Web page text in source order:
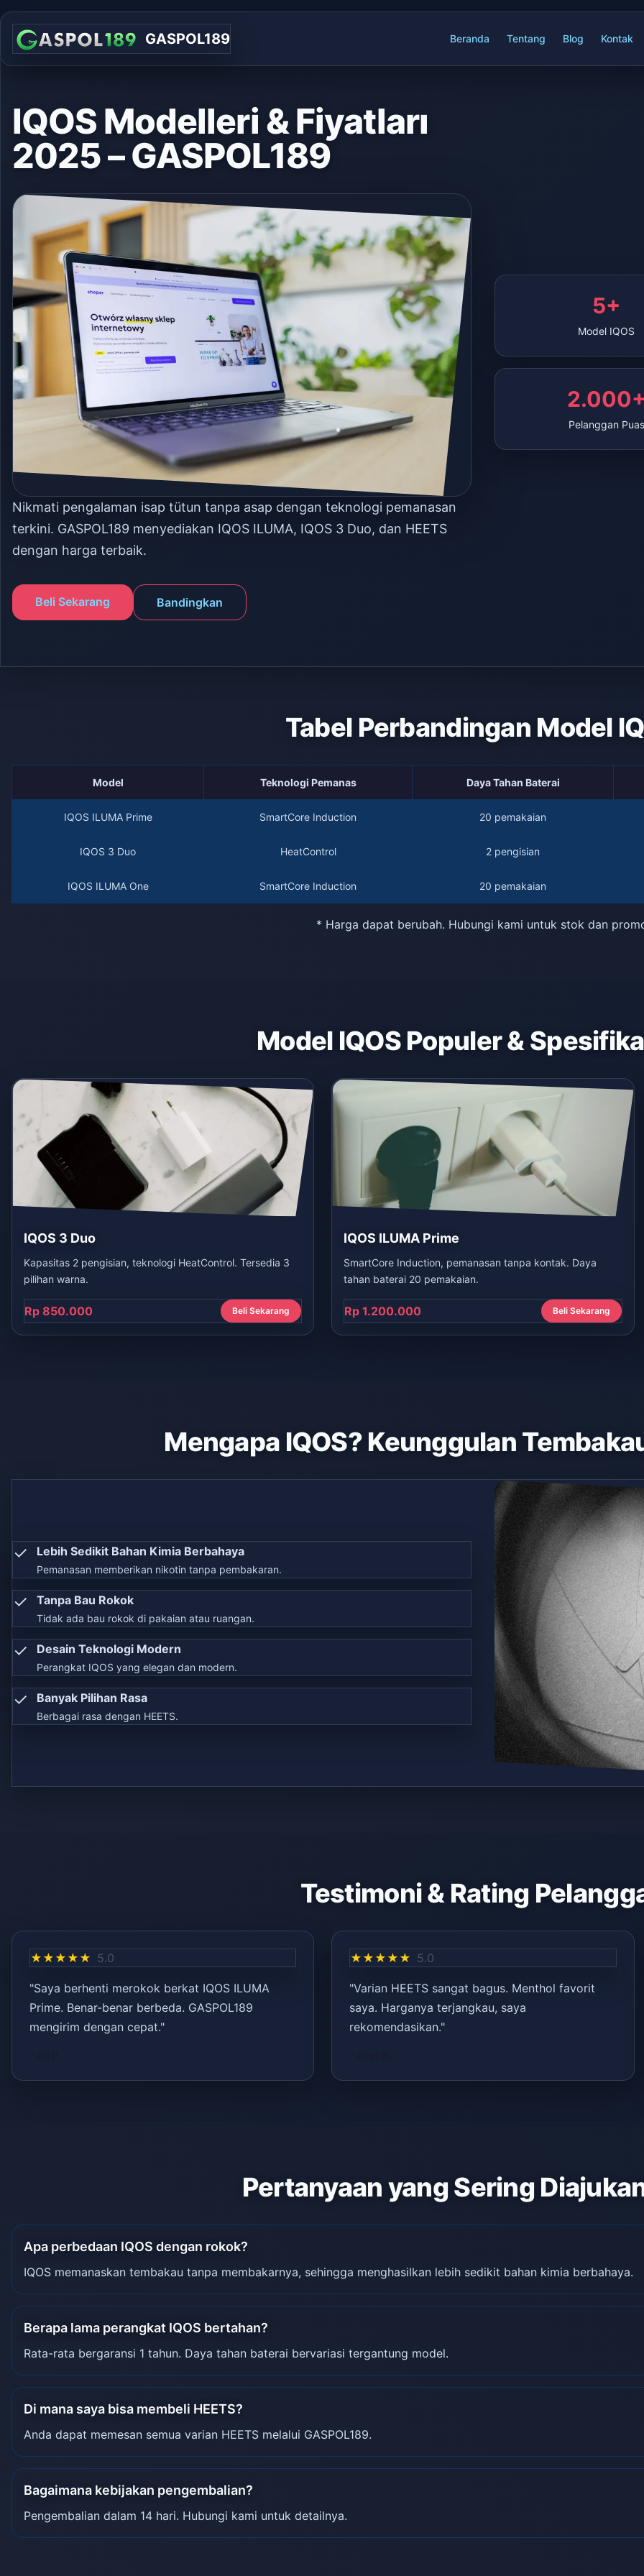
GASPOL189 Beranda Tentang Blog Kontak
IQOS Modelleri & Fiyatları
2025 – GASPOL189
Nikmati pengalaman isap tütun tanpa asap dengan teknologi pemanasan
terkini. GASPOL189 menyediakan IQOS ILUMA, IQOS 3 Duo, dan HEETS
dengan harga terbaik.
Beli Sekarang Bandingkan
5+
Model IQOS
Pelanggan Puas
Tabel Perbandingan Model
Model Teknologi Pemanas Daya Tahan Baterai
IQOS ILUMA Prime SmartCore Induction 20 pemakaian
IQOS 3 Duo HeatControl 2 pengisian
IQOS ILUMA One SmartCore Induction 20 pemakaian
* Harga dapat berubah. Hubungi kami untuk stok dan
Model IQOS Populer &
IQOS 3 Duo
Kapasitas 2 pengisian, teknologi HeatControl. Tersedia 3
pilihan warna.
Rp 850.000 Beli Sekarang
IQOS ILUMA Prime
SmartCore Induction, pemanasan tanpa kontak. Daya
tahan baterai 20 pemakaian.
Rp 1.200.000 Beli Sekarang
Mengapa IQOS? Keunggulan
✓ Lebih Sedikit Bahan Kimia Berbahaya
Pemanasan memberikan nikotin tanpa pembakaran.
✓ Tanpa Bau Rokok
Tidak ada bau rokok di pakaian atau ruangan.
✓ Desain Teknologi Modern
Perangkat IQOS yang elegan dan modern.
✓ Banyak Pilihan Rasa
Berbagai rasa dengan HEETS.
Testimoni & Rating
★★★★★ 5.0
"Saya berhenti merokok berkat IQOS ILUMA
Prime. Benar-benar berbeda. GASPOL189
mengirim dengan cepat."
★★★★★ 5.0
"Varian HEETS sangat bagus. Menthol favorit
saya. Harganya terjangkau, saya
rekomendasikan."
Pertanyaan yang Sering
Apa perbedaan IQOS dengan rokok?
IQOS memanaskan tembakau tanpa membakarnya, sehingga menghasilkan lebih sedikit bahan kimia berbahaya.
Berapa lama perangkat IQOS bertahan?
Rata-rata bergaransi 1 tahun. Daya tahan baterai bervariasi tergantung model.
Di mana saya bisa membeli HEETS?
Anda dapat memesan semua varian HEETS melalui GASPOL189.
Bagaimana kebijakan pengembalian?
Pengembalian dalam 14 hari. Hubungi kami untuk detailnya.